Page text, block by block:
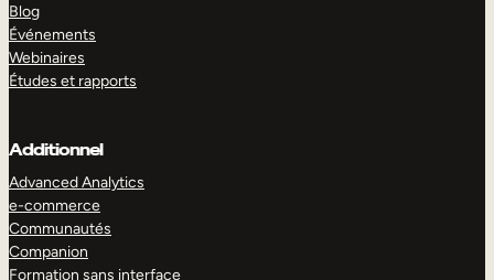
Blog
Événements
Webinaires
Études et rapports
Additionnel
Advanced Analytics
e-commerce
Communautés
Companion
Formation sans interface